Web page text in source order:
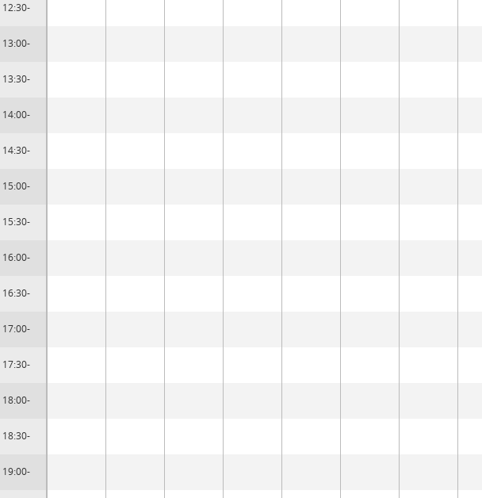
12:30-
13:00-
13:30-
14:00-
14:30-
15:00-
15:30-
16:00-
16:30-
17:00-
17:30-
18:00-
18:30-
19:00-